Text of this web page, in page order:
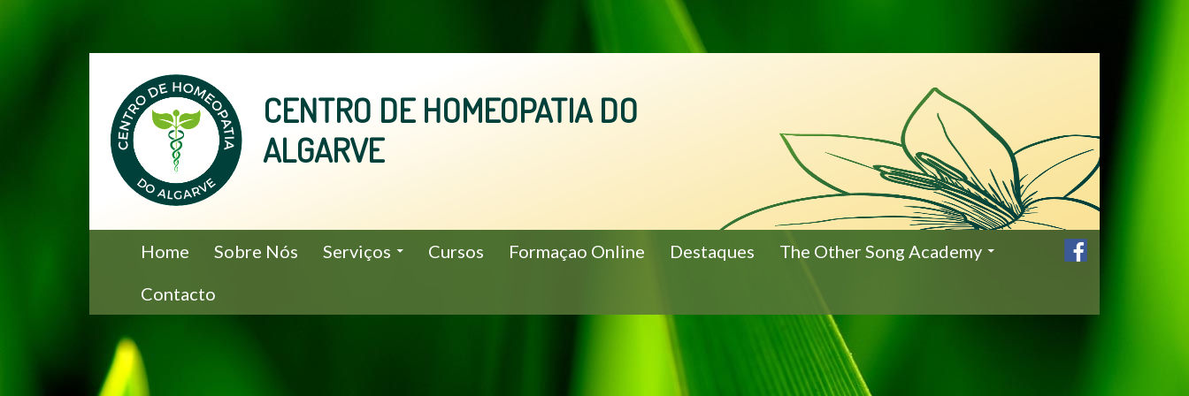
content
CENTRO DE HOMEOPATIA DO
ALGARVE
PRIMARY
MENU
Home Sobre Nós Serviços Cursos Formaçao Online Destaques
The Other Song Academy
Contacto